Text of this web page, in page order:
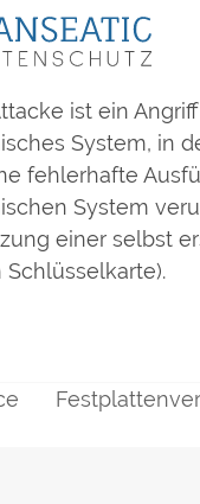
ist ein
System, in
fehlerhafte
System
einer selbst
Nächster